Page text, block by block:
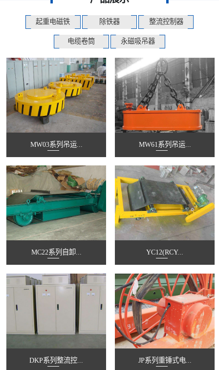
起重电磁铁 除铁器 整流控制器
电缆卷筒 永磁吸吊器
MW03系列吊运... MW61系列吊运...
MC22系列自卸... YC12(RCY...
DKP系列整流控... JP系列重锤式电...